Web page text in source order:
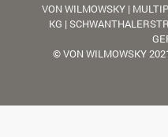
VON WILMOWSKY |
KG |
© VON WILMOWSKY